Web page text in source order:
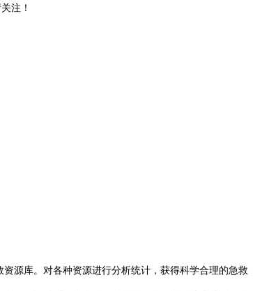
注！
源库。对各种资源进行分析统计，获得科学合理的急救